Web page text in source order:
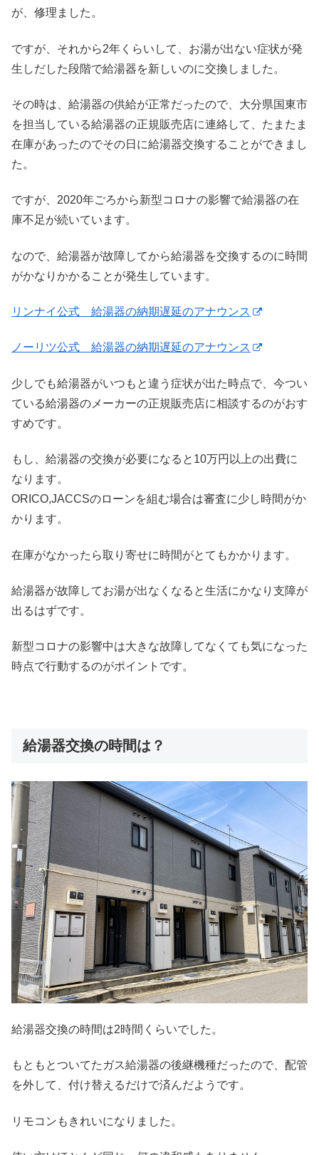
が、修理ました。
ですが、それから2年くらいして、お湯が出ない症状が発
生しだした段階で給湯器を新しいのに交換しました。
その時は、給湯器の供給が正常だったので、大分県国東市
を担当している給湯器の正規販売店に連絡して、たまたま
在庫があったのでその日に給湯器交換することができまし
た。
ですが、2020年ごろから新型コロナの影響で給湯器の在
庫不足が続いています。
なので、給湯器が故障してから給湯器を交換するのに時間
がかなりかかることが発生しています。
リンナイ公式 給湯器の納期遅延のアナウンス
ノーリツ公式 給湯器の納期遅延のアナウンス
少しでも給湯器がいつもと違う症状が出た時点で、今つい
ている給湯器のメーカーの正規販売店に相談するのがおす
すめです。
もし、給湯器の交換が必要になると10万円以上の出費に
なります。
ORICO,JACCSのローンを組む場合は審査に少し時間がか
かります。
在庫がなかったら取り寄せに時間がとてもかかります。
給湯器が故障してお湯が出なくなると生活にかなり支障が
出るはずです。
新型コロナの影響中は大きな故障してなくても気になった
時点で行動するのがポイントです。
給湯器交換の時間は？
給湯器交換の時間は2時間くらいでした。
もともとついてたガス給湯器の後継機種だったので、配管
を外して、付け替えるだけで済んだようです。
リモコンもきれいになりました。